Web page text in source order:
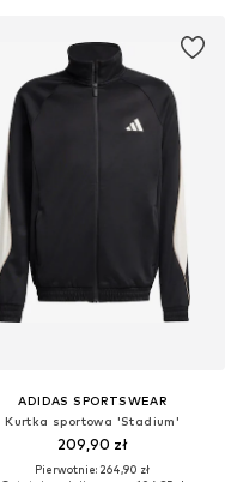
ADIDAS SPORTSWEAR
Kurtka sportowa 'Stadium'
209,90 zł
Pierwotnie: 264,90 zł